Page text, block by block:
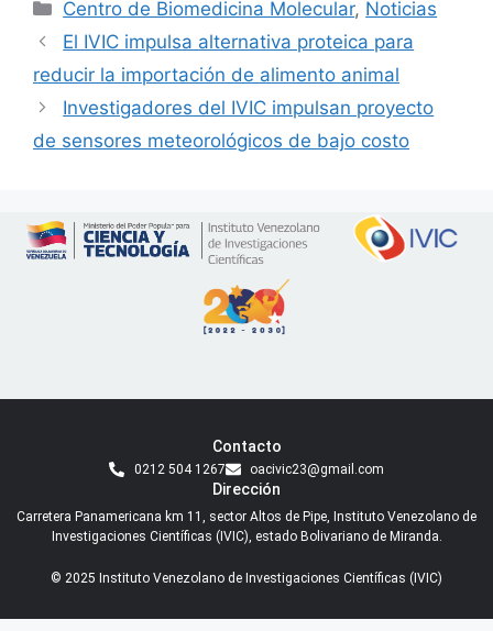
Centro de Biomedicina Molecular, Noticias
El IVIC impulsa alternativa proteica para
reducir la importación de alimento animal
Investigadores del IVIC impulsan proyecto
de sensores meteorológicos de bajo costo
Contacto
0212 504 1267 oacivic23@gmail.com
Dirección
Carretera Panamericana km 11, sector Altos de Pipe, Instituto Venezolano de
Investigaciones Científicas (IVIC), estado Bolivariano de Miranda.
© 2025 Instituto Venezolano de Investigaciones Científicas (IVIC)